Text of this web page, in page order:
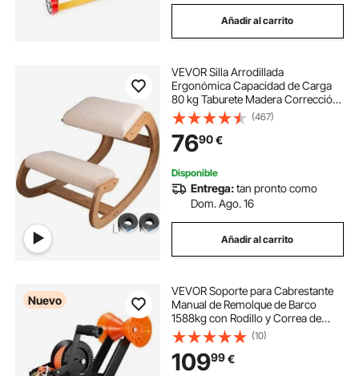
Añadir al carrito
VEVOR Silla Arrodillada
Ergonómica Capacidad de Carga
80 kg Taburete Madera Corrección
de Postura Oscilante Casa Grande
Home Office o Silla de Escritorio,
Cojines para Las Rodillas, Color
Blanco
(467)
7690€
Disponible
Entrega:tan pronto como
Dom. Ago. 16
Añadir al carrito
Nuevo
VEVOR Soporte para Cabrestante
Manual de Remolque de Barco
1588kg con Rodillo y Correa de
6,1m, Montaje para Cabrestante,
Trinquete Bidireccional de 3
Posiciones para Barcos, Motos
Acuáticas y Veleros
(10)
10999€